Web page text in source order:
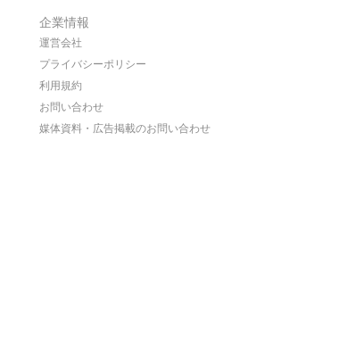
企業情報
運営会社
プライバシーポリシー
利用規約
お問い合わせ
媒体資料・広告掲載のお問い合わせ